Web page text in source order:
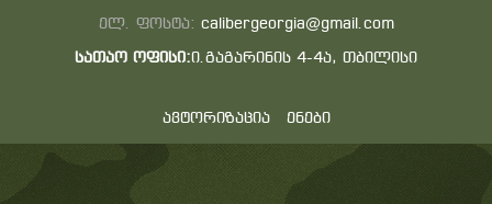
ელ. ფოსტა: calibergeorgia@gmail.com
სათაო ოფისი:ი.გაგარინის 4-4ა, თბილისი
ავტორიზაცია ენები